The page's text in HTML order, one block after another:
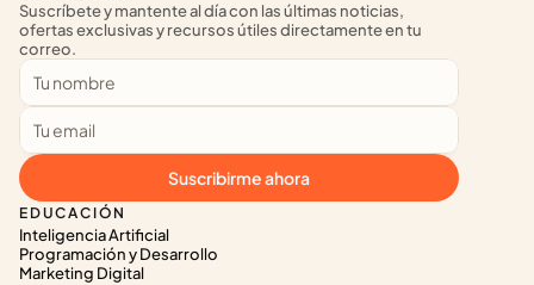
EDUCACIÓN
Inteligencia Artificial
Programación y Desarrollo
Marketing Digital
Suscríbete y mantente al día con las últimas noticias,
ofertas exclusivas y recursos útiles directamente en tu
correo.
Suscribirme ahora